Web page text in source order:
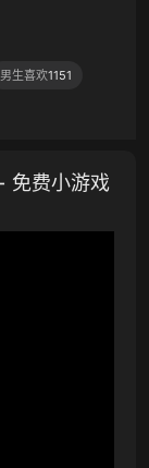
男生喜欢1151
免费小游戏